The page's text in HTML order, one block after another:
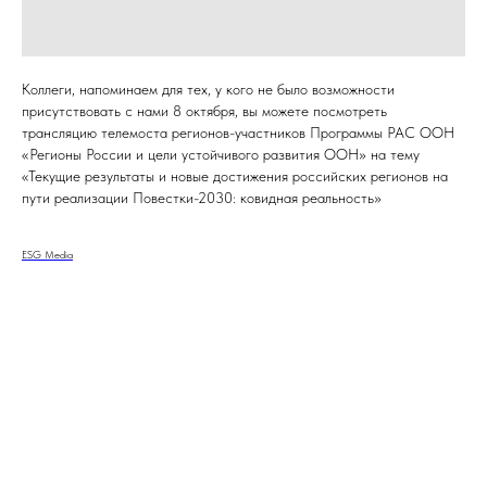
Коллеги, напоминаем для тех, у кого не было возможности
присутствовать с нами 8 октября, вы можете посмотреть
трансляцию телемоста регионов-участников Программы РАС ООН
«Регионы России и цели устойчивого развития ООН» на тему
«Текущие результаты и новые достижения российских регионов на
пути реализации Повестки-2030: ковидная реальность»
ESG Media